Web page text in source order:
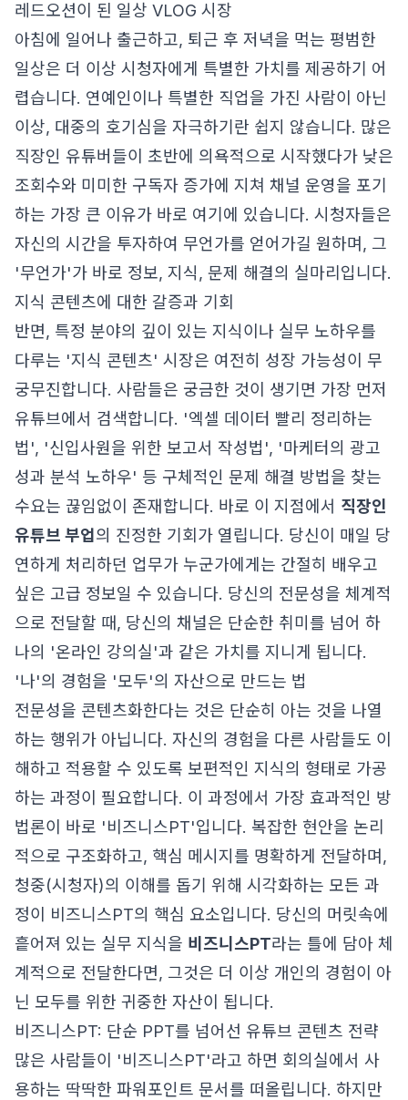
레드오션이 된 일상 VLOG 시장
아침에 일어나 출근하고, 퇴근 후 저녁을 먹는 평범한
일상은 더 이상 시청자에게 특별한 가치를 제공하기 어
렵습니다. 연예인이나 특별한 직업을 가진 사람이 아닌
이상, 대중의 호기심을 자극하기란 쉽지 않습니다. 많은
직장인 유튜버들이 초반에 의욕적으로 시작했다가 낮은
조회수와 미미한 구독자 증가에 지쳐 채널 운영을 포기
하는 가장 큰 이유가 바로 여기에 있습니다. 시청자들은
자신의 시간을 투자하여 무언가를 얻어가길 원하며, 그
'무언가'가 바로 정보, 지식, 문제 해결의 실마리입니다.
지식 콘텐츠에 대한 갈증과 기회
반면, 특정 분야의 깊이 있는 지식이나 실무 노하우를
다루는 '지식 콘텐츠' 시장은 여전히 성장 가능성이 무
궁무진합니다. 사람들은 궁금한 것이 생기면 가장 먼저
유튜브에서 검색합니다. '엑셀 데이터 빨리 정리하는
법', '신입사원을 위한 보고서 작성법', '마케터의 광고
성과 분석 노하우' 등 구체적인 문제 해결 방법을 찾는
수요는 끊임없이 존재합니다. 바로 이 지점에서 직장인
유튜브 부업 의 진정한 기회가 열립니다. 당신이 매일 당
연하게 처리하던 업무가 누군가에게는 간절히 배우고
싶은 고급 정보일 수 있습니다. 당신의 전문성을 체계적
으로 전달할 때, 당신의 채널은 단순한 취미를 넘어 하
나의 '온라인 강의실'과 같은 가치를 지니게 됩니다.
'나'의 경험을 '모두'의 자산으로 만드는 법
전문성을 콘텐츠화한다는 것은 단순히 아는 것을 나열
하는 행위가 아닙니다. 자신의 경험을 다른 사람들도 이
해하고 적용할 수 있도록 보편적인 지식의 형태로 가공
하는 과정이 필요합니다. 이 과정에서 가장 효과적인 방
법론이 바로 '비즈니스PT'입니다. 복잡한 현안을 논리
적으로 구조화하고, 핵심 메시지를 명확하게 전달하며,
청중(시청자)의 이해를 돕기 위해 시각화하는 모든 과
정이 비즈니스PT의 핵심 요소입니다. 당신의 머릿속에
흩어져 있는 실무 지식을 비즈니스PT라는 틀에 담아 체
계적으로 전달한다면, 그것은 더 이상 개인의 경험이 아
닌 모두를 위한 귀중한 자산이 됩니다.
비즈니스PT: 단순 PPT를 넘어선 유튜브 콘텐츠 전략
많은 사람들이 '비즈니스PT'라고 하면 회의실에서 사
용하는 딱딱한 파워포인트 문서를 떠올립니다. 하지만